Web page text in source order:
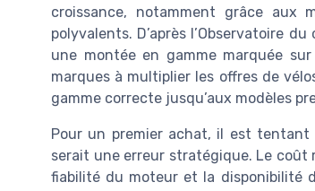
croissance, notamment grâce aux
polyvalents. D’après l’Observatoire
une montée en gamme marquée
marques à multiplier les offres de
gamme correcte jusqu’aux modèles
Pour un premier achat, il est
serait une erreur stratégique. Le coût
fiabilité du moteur et la disponibilité